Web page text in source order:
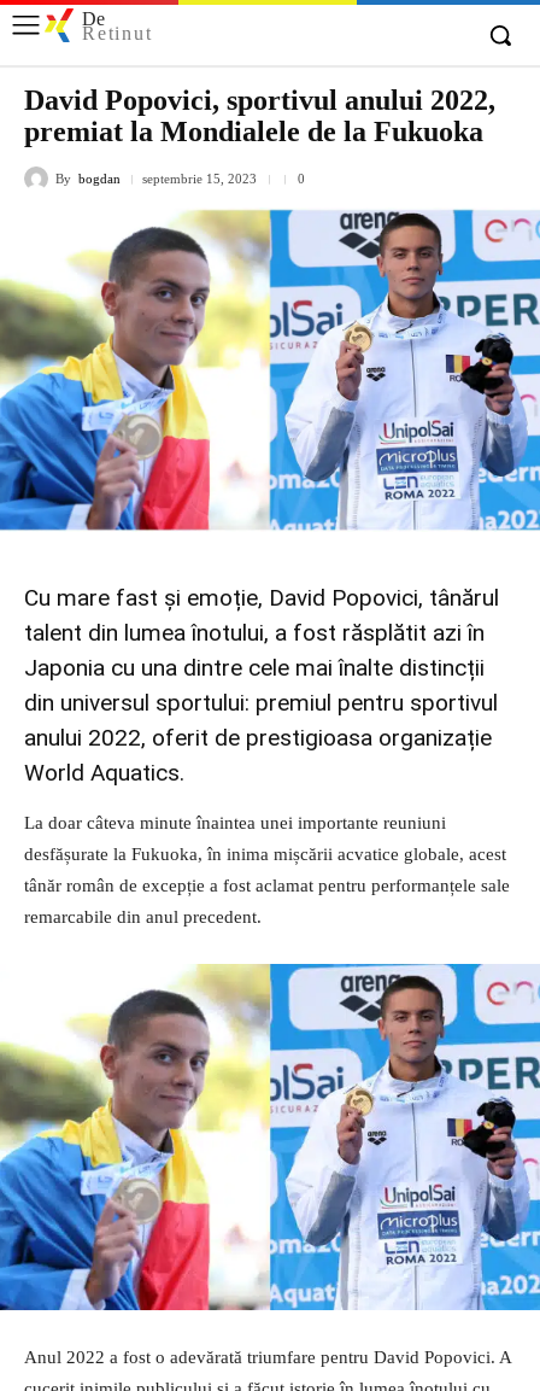
De
Retinut
David Popovici, sportivul anului 2022,
premiat la Mondialele de la Fukuoka
By bogdan septembrie 15, 2023 0
Cu mare fast și emoție, David Popovici, tânărul
talent din lumea înotului, a fost răsplătit azi în
Japonia cu una dintre cele mai înalte distincții
din universul sportului: premiul pentru sportivul
anului 2022, oferit de prestigioasa organizație
World Aquatics.
La doar câteva minute înaintea unei importante reuniuni
desfășurate la Fukuoka, în inima mișcării acvatice globale, acest
tânăr român de excepție a fost aclamat pentru performanțele sale
remarcabile din anul precedent.
Anul 2022 a fost o adevărată triumfare pentru David Popovici. A